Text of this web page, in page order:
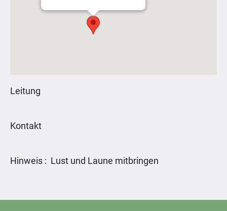
Leitung
Kontakt
Hinweis : Lust und Laune mitbringen